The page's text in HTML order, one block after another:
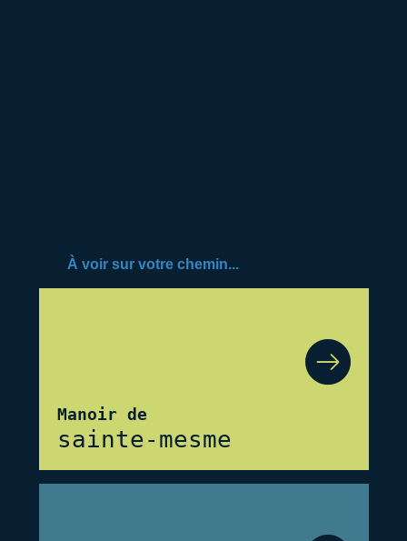
À voir sur votre chemin...
Manoir de
sainte-mesme